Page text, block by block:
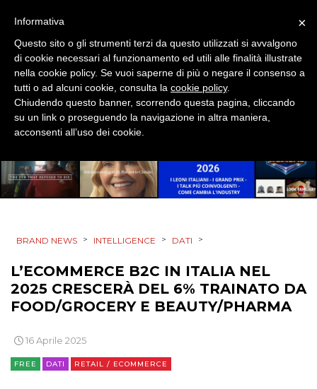
PREVISIONI/SCENARI
NORMATIVE
TREND
CASE HISTORY
OPINIONI
BRAND NEWS > INTELLIGENCE > DATI >
L’ECOMMERCE B2C IN ITALIA NEL
2025 CRESCERÀ DEL 6% TRAINATO DA
FOOD/GROCERY E BEAUTY/PHARMA
16 Aprile 2025
FREE DATI RETAIL / ECOMMERCE
×
Informativa
Questo sito o gli strumenti terzi da questo utilizzati si avvalgono
di cookie necessari al funzionamento ed utili alle finalità illustrate
nella cookie policy. Se vuoi saperne di più o negare il consenso a
tutti o ad alcuni cookie, consulta la cookie policy.
Chiudendo questo banner, scorrendo questa pagina, cliccando
su un link o proseguendo la navigazione in altra maniera,
acconsenti all’uso dei cookie.